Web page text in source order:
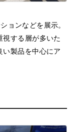
ョンなどを展示。
視する層が多いた
製品を中心にア